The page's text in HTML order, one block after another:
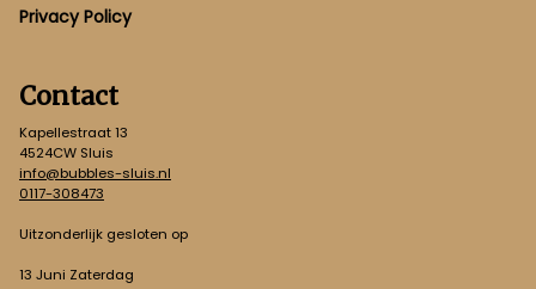
Privacy Policy
Contact
Kapellestraat 13
4524CW Sluis
info@bubbles-sluis.nl
0117-308473
Uitzonderlijk gesloten op
13 Juni Zaterdag